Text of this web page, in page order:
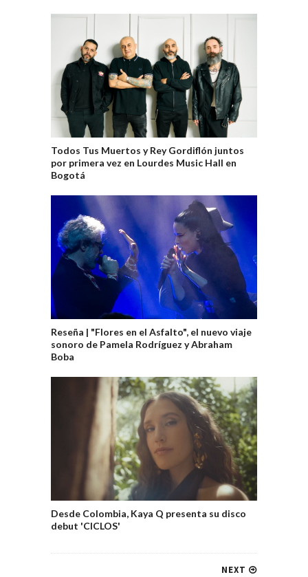
Todos Tus Muertos y Rey Gordiflón juntos
por primera vez en Lourdes Music Hall en
Bogotá
Reseña | "Flores en el Asfalto", el nuevo viaje
sonoro de Pamela Rodríguez y Abraham
Boba
Desde Colombia, Kaya Q presenta su disco
debut 'CICLOS'
NEXT